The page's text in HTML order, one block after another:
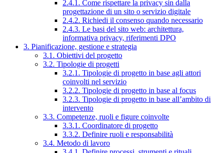
2.4.1. Come rispettare la privacy sin dalla
progettazione di un sito o servizio digitale
2.4.2. Richiedi il consenso quando necessario
2.4.3. Le basi del sito web: architettura,
informativa privacy, riferimenti DPO
3. Pianificazione, gestione e strategia
3.1. Obiettivi del progetto
3.2. Tipologie di progetti
3.2.1. Tipologie di progetto in base agli attori
coinvolti nel servizio
3.2.2. Tipologie di progetto in base al focus
3.2.3. Tipologie di progetto in base all’ambito di
intervento
3.3. Competenze, ruoli e figure coinvolte
3.3.1. Coordinatore di progetto
3.3.2. Definire ruoli e responsabilità
3.4. Metodo di lavoro